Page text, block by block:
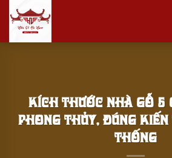
qua
Kích Thước Nhà Gỗ 5
Phong Thủy, Đúng
Thống